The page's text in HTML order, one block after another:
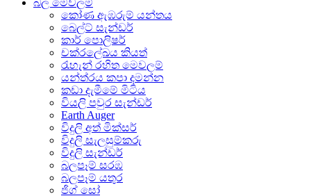
කෝණ ඇඹරුම් යන්තය
බෙල්ට් සැන්ඩර්
කාර් පොලිෂර්
චක්රලේඛය කියත්
රැහැන් රහිත මෙවලම්
යන්ත්රය කපා දමන්න
කඩා දැමීමේ මිටිය
වියලි පවුර සැන්ඩර්
Earth Auger
විදුලි අත් මික්සර්
විදුලි සැලසුම්කරු
විදුලි සැන්ඩර්
බලපෑම් සරඹ
බලපෑම් යතුර
ජිග් සෝ